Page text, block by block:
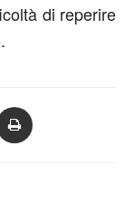
di reperire